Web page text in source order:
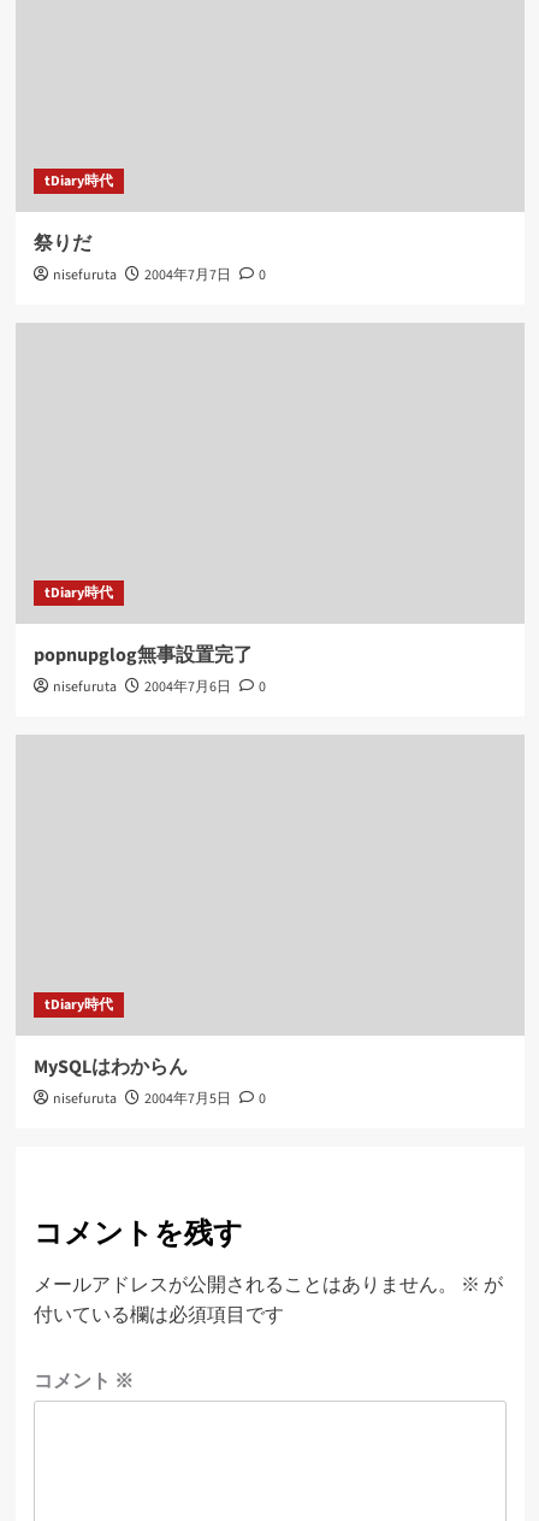
tDiary時代
祭りだ
nisefuruta 2004年7月7日 0
tDiary時代
popnupglog無事設置完了
nisefuruta 2004年7月6日 0
tDiary時代
MySQLはわからん
nisefuruta 2004年7月5日 0
コメントを残す
メールアドレスが公開されることはありません。 ※ が
付いている欄は必須項目です
コメント ※